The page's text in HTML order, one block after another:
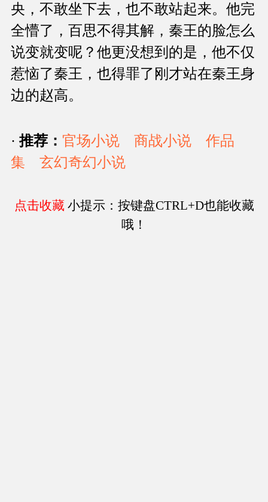
央，不敢坐下去，也不敢站起来。他完
全懵了，百思不得其解，秦王的脸怎么
说变就变呢？他更没想到的是，他不仅
惹恼了秦王，也得罪了刚才站在秦王身
边的赵高。
· 推荐： 官场小说 商战小说
作品
集
玄幻奇幻小说
点击收藏 小提示：按键盘CTRL+D也能收藏
哦！